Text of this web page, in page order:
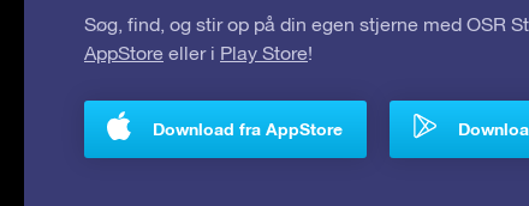
Søg, find, og stir op på din egen stjerne med OSR
AppStore eller i Play Store!
Download fra AppStore